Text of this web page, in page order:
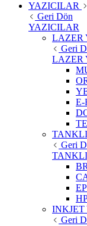
YAZICILAR
Geri Dön
YAZICILAR
LAZER
Geri
LAZER
E-
Geri
Geri